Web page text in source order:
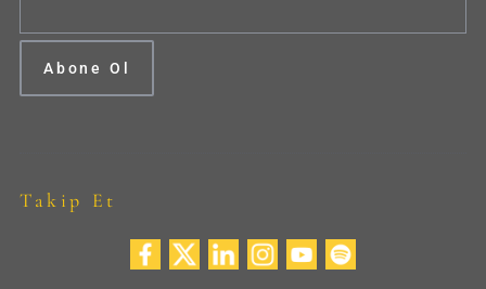
Takip Et